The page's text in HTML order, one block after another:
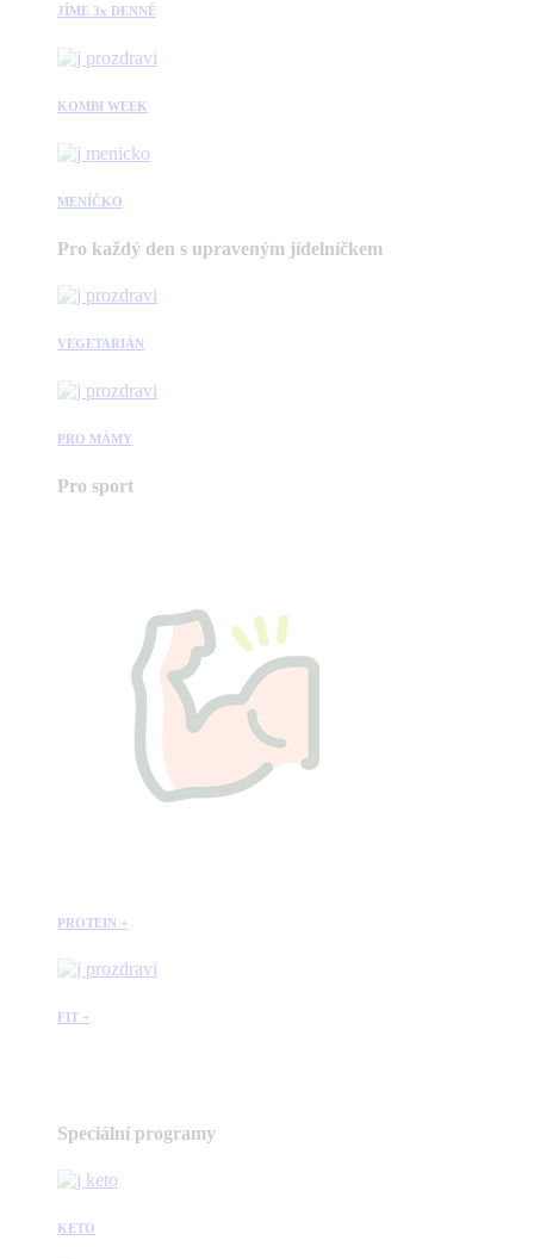
JÍME 3x DENNĚ
KOMBI WEEK
MENÍČKO
Pro každý den s upraveným jídelníčkem
VEGETARIÁN
PRO MÁMY
Pro sport
PROTEIN +
FIT +
Speciální programy
KETO